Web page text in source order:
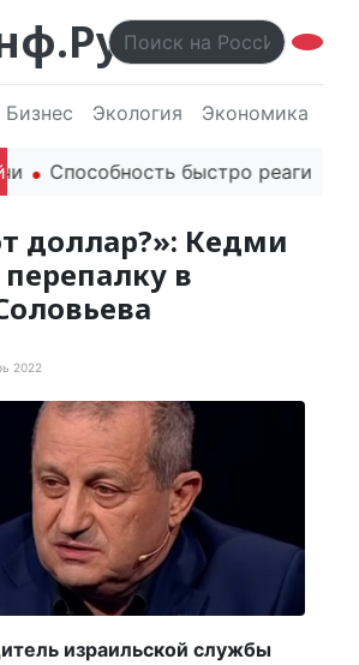
Бизнес Экология Экономика
Способность быстро
доллар?»: Кедми
в
2022
израильской службы